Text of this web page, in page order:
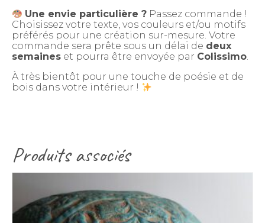
Une envie particulière ? Passez commande !
Choisissez votre texte, vos couleurs et/ou motifs
préférés pour une création sur-mesure. Votre
commande sera prête sous un délai de deux
semaines et pourra être envoyée par Colissimo.
À très bientôt pour une touche de poésie et de
bois dans votre intérieur !
Produits associés